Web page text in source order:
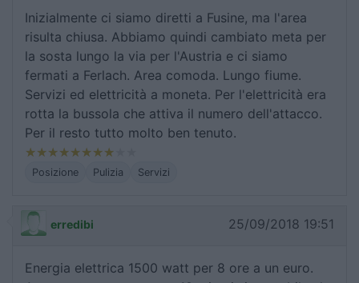
Inizialmente ci siamo diretti a Fusine, ma l'area
risulta chiusa. Abbiamo quindi cambiato meta per
la sosta lungo la via per l'Austria e ci siamo
fermati a Ferlach. Area comoda. Lungo fiume.
Servizi ed elettricità a moneta. Per l'elettricità era
rotta la bussola che attiva il numero dell'attacco.
Per il resto tutto molto ben tenuto.
Posizione Pulizia Servizi
erredibi 25/09/2018 19:51
Energia elettrica 1500 watt per 8 ore a un euro.